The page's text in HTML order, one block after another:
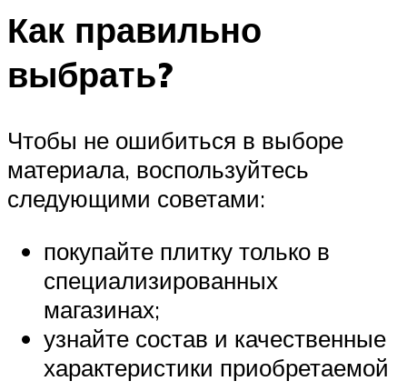
Как правильно
выбрать?
Чтобы не ошибиться в выборе
материала, воспользуйтесь
следующими советами:
покупайте плитку только в
специализированных
магазинах;
узнайте состав и качественные
характеристики приобретаемой